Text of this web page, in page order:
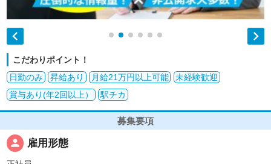
 
こだわりポイント！
日勤のみ
昇給あり 月給21万円以上可能
未経験歓迎
賞与あり(年2回以上）
駅チカ
募集要項
person 雇用形態